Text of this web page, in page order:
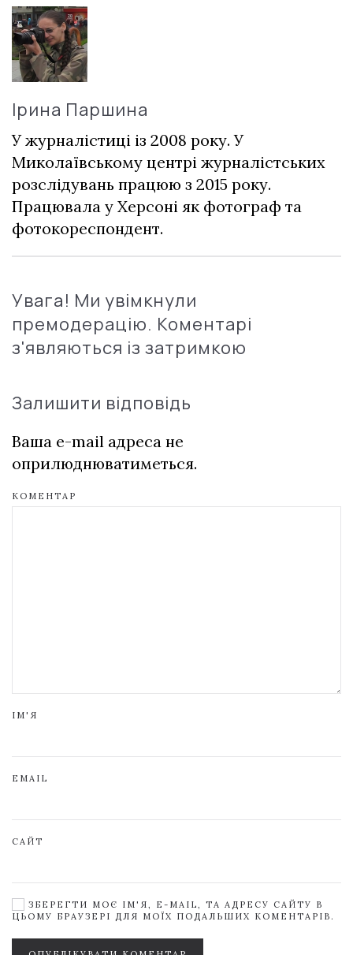
Ірина Паршина
У журналістиці із 2008 року. У
Миколаївському центрі журналістських
розслідувань працюю з 2015 року.
Працювала у Херсоні як фотограф та
фотокореспондент.
Увага! Ми увімкнули
премодерацію. Коментарі
з'являються із затримкою
Залишити відповідь
Ваша e-mail адреса не
оприлюднюватиметься.
КОМЕНТАР
ІМ'Я
EMAIL
САЙТ
ЗБЕРЕГТИ МОЄ ІМ'Я, E-MAIL, ТА АДРЕСУ САЙТУ В
ЦЬОМУ БРАУЗЕРІ ДЛЯ МОЇХ ПОДАЛЬШИХ КОМЕНТАРІВ.